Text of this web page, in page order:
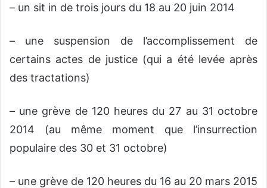
– un sit in de trois jours du 18 au 20 juin 2014
– une suspension de l’accomplissement de
certains actes de justice (qui a été levée après
des tractations)
– une grève de 120 heures du 27 au 31 octobre
2014 (au même moment que l’insurrection
populaire des 30 et 31 octobre)
– une grève de 120 heures du 16 au 20 mars 2015